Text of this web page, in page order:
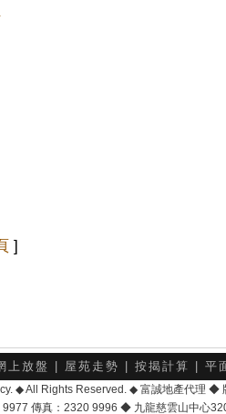
]
上放盤 屋苑走勢 按揭計算 平
◆ All Rights Reserved. ◆ 富誠地產代理 ◆
傳真：2320 9996 ◆ 九龍慈雲山中心